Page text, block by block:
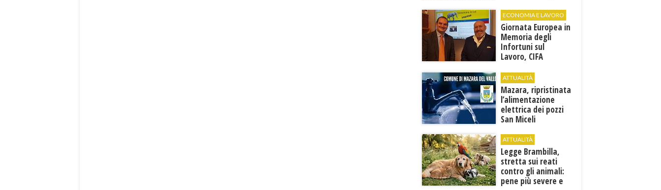
ECONOMIA E LAVORO
Giornata Europea in
Memoria degli
Infortuni sul
Lavoro, CIFA
memoria deve
tradursi in
prevenzione”
ATTUALITÀ
Mazara, ripristinata
l’alimentazione
elettrica dei pozzi
San Miceli
ATTUALITÀ
Legge Brambilla,
stretta sui reati
contro gli animali:
pene più severe e